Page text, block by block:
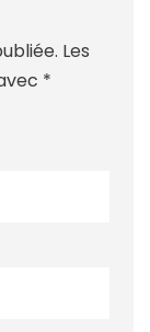
Les
*